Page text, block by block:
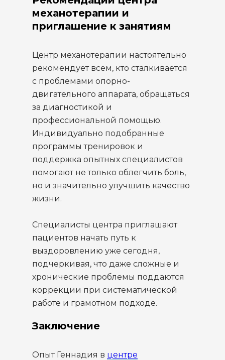
Центр механотерапии настоятельно
рекомендует всем, кто сталкивается
с проблемами опорно-
двигательного аппарата, обращаться
за диагностикой и
профессиональной помощью.
Индивидуально подобранные
программы тренировок и
поддержка опытных специалистов
помогают не только облегчить боль,
но и значительно улучшить качество
жизни.
Специалисты центра приглашают
пациентов начать путь к
выздоровлению уже сегодня,
подчеркивая, что даже сложные и
хронические проблемы поддаются
коррекции при систематической
работе и грамотном подходе.
механотерапии и
приглашение к занятиям
Опыт Геннадия в центре
Заключение